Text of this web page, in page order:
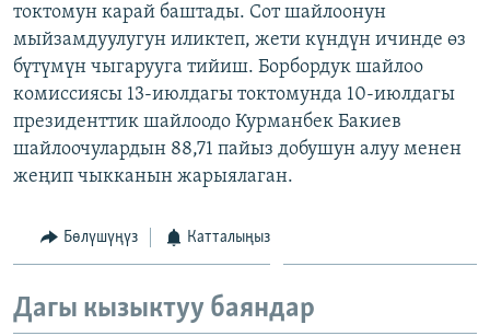
АЗАТТЫК+
ЫҢГАЙСЫЗ СУРООЛОР
ЭЕ/АРнун бардык сайттары
токтомун карай баштады. Сот шайлоонун
мыйзамдуулугун иликтеп, жети күндүн ичинде өз
бүтүмүн чыгарууга тийиш. Борбордук шайлоо
комиссиясы 13-июлдагы токтомунда 10-июлдагы
президенттик шайлоодо Курманбек Бакиев
шайлоочулардын 88,71 пайыз добушун алуу менен
жеңип чыкканын жарыялаган.
Бөлүшүңүз Катталыңыз
Дагы кызыктуу баяндар